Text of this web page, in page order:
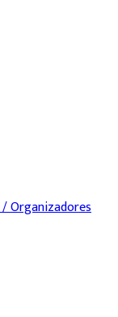
Organizadores